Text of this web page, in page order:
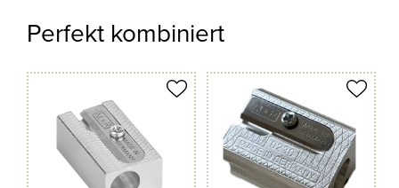
Perfekt kombiniert
merken Produkt merken